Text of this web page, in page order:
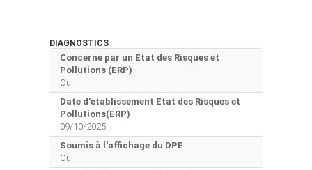
DIAGNOSTICS
Concerné par un Etat des Risques et
Pollutions (ERP)
Oui
Date d'établissement Etat des Risques et
Pollutions(ERP)
09/10/2025
Soumis à l'affichage du DPE
Oui